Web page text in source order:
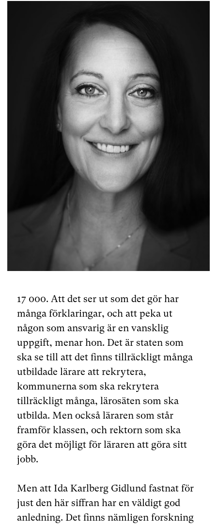
17 000. Att det ser ut som det gör har
många förklaringar, och att peka ut
någon som ansvarig är en vansklig
uppgift, menar hon. Det är staten som
ska se till att det finns tillräckligt många
utbildade lärare att rekrytera,
kommunerna som ska rekrytera
tillräckligt många, lärosäten som ska
utbilda. Men också läraren som står
framför klassen, och rektorn som ska
göra det möjligt för läraren att göra sitt
jobb.
Men att Ida Karlberg Gidlund fastnat för
just den här siffran har en väldigt god
anledning. Det finns nämligen forskning